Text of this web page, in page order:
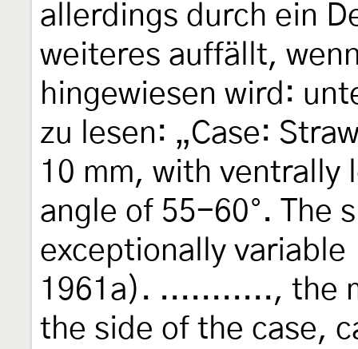
allerdings durch ein
weiteres auffällt,
hingewiesen wird:
zu lesen: „Case:
10 mm, with ventrally
angle of 55-60°. The
exceptionally
1961a). ..........., the
the side of the case,